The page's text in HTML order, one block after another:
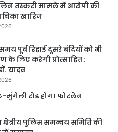
तस्करी मामले में आरोपी की
खारिज
पूर्व रिहाई दूसरे बंदियों को भी
लिए करेगी प्रोत्साहित :
यादव
मुंगेली रोड होगा फोरलेन
क्षेत्रीय पुलिस समन्वय समिति की